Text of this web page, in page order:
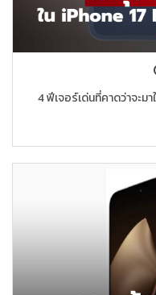
4 ฟีเจอร์เด่นที่คาดว่าจะม